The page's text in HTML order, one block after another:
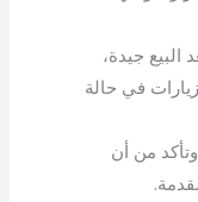
البيع جيدة،
في حالة
من أن